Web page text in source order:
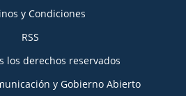
y Condiciones
RSS
los derechos reservados
y Gobierno Abierto